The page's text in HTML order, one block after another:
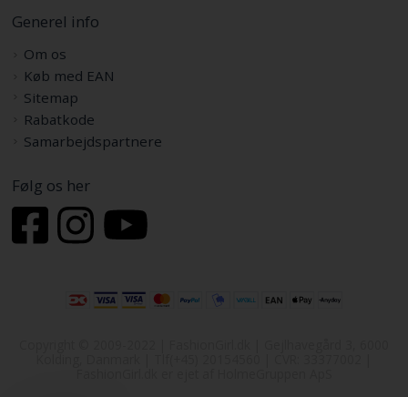
Generel info
Om os
Køb med EAN
Sitemap
Rabatkode
Samarbejdspartnere
Følg os her